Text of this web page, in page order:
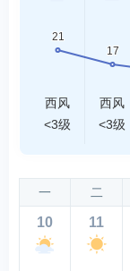
西风
<3级
西风
<3级
一 二
10 11